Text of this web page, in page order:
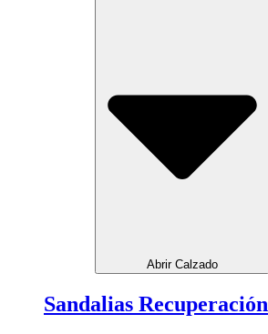
Abrir Calzado
Sandalias Recuperación